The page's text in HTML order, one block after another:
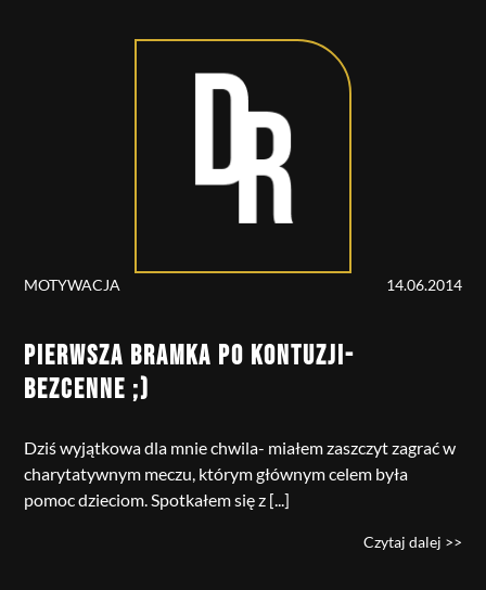
MOTYWACJA 14.06.2014
PIERWSZA BRAMKA PO KONTUZJI-
BEZCENNE ;)
Dziś wyjątkowa dla mnie chwila- miałem zaszczyt zagrać w
charytatywnym meczu, którym głównym celem była
pomoc dzieciom. Spotkałem się z [...]
Czytaj dalej >>